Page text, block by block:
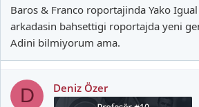
yönetimden.
Baros & Franco roportajinda Yako
arkadasin bahsettigi roportajda yeni
Adini bilmiyorum ama.
D Deniz Özer